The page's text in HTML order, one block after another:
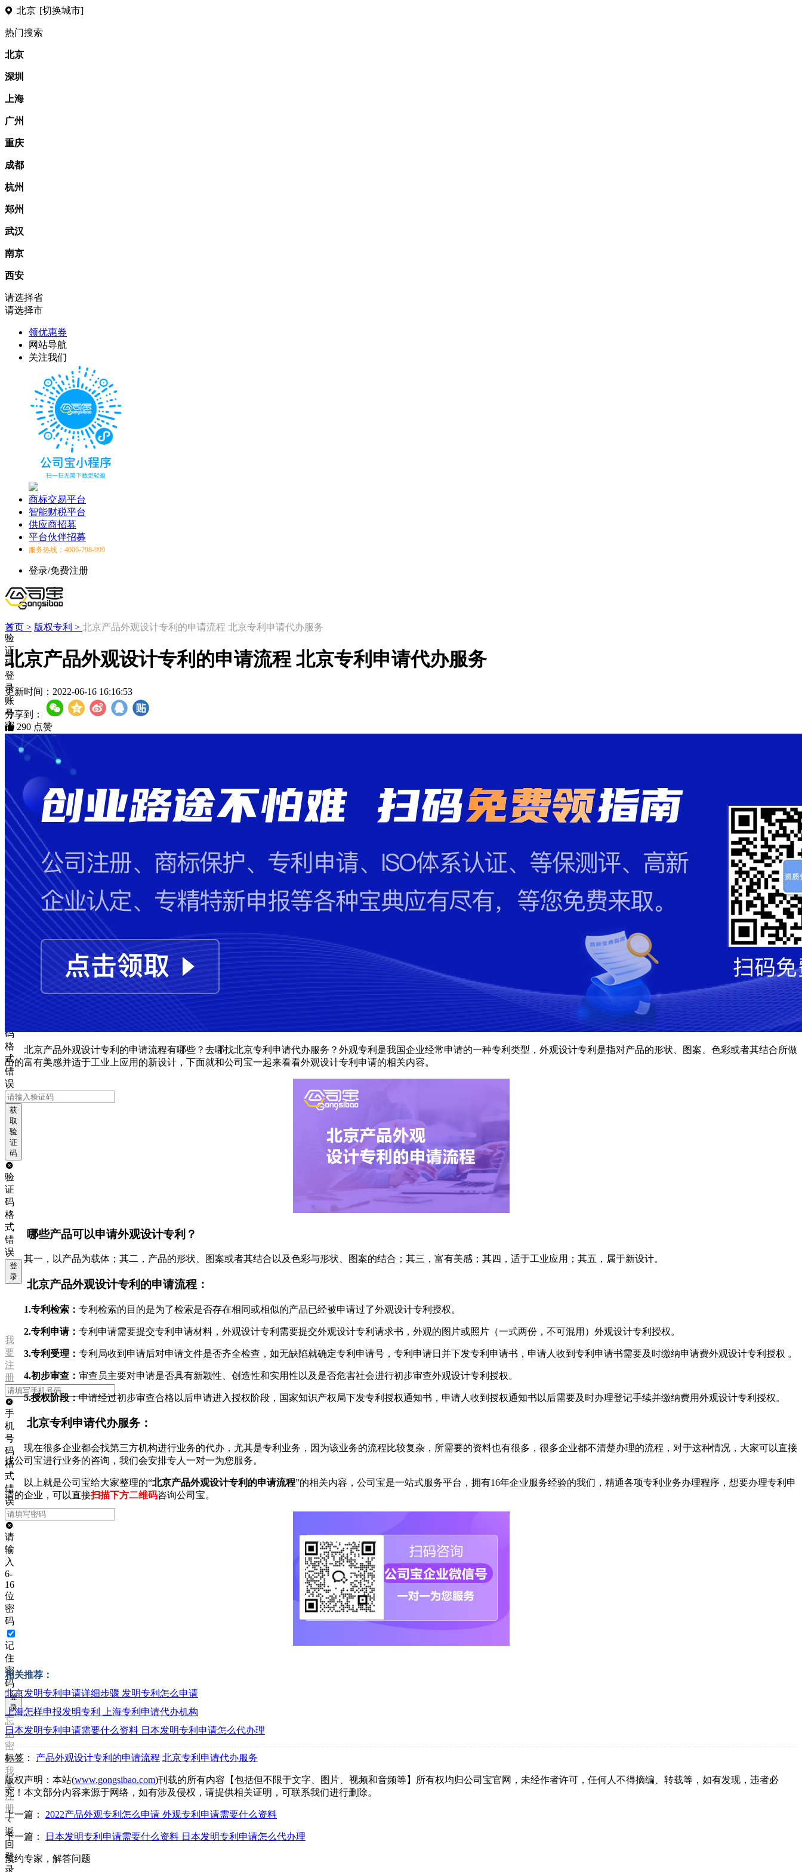
北京 [切换城市]
热门搜索
北京
深圳
上海
广州
重庆
成都
杭州
郑州
武汉
南京
西安
请选择省
请选择市
领优惠券
网站导航
关注我们
商标交易平台
智能财税平台
供应商招募
平台伙伴招募
服务热线：4006-798-999
登录/免费注册
验
证
码
登
录
账
号
密
码
登
录
失
败
手
机
号
码
格
式
错
误
码
格
式
错
误
获
取
验
证
码
验
证
码
格
式
错
误
登
录
我
要
注
册
手
机
号
码
格
式
错
误
请
输
入
6-
16
位
密
码
记
住
密
码
登
录
忘
记
密
码？
我
要
注
册
返
回
登
录
首页 > 版权专利 > 北京产品外观设计专利的申请流程 北京专利申请代办服务
北京产品外观设计专利的申请流程 北京专利申请代办服务
更新时间： 2022-06-16 16:16:53
分享到：
290 点赞
北京产品外观设计专利的申请流程有哪些？去哪找北京专利申请代办服务？外观专利是我国企业经常申请的一种专利类型，外观设计专利是指对产品的形状、图案、色彩或者其结合所做
出的富有美感并适于工业上应用的新设计，下面就和公司宝一起来看看外观设计专利申请的相关内容。
哪些产品可以申请外观设计专利 ？
其一，以产品为载体；其二，产品的形状、图案或者其结合以及色彩与形状、图案的结合；其三，富有美感；其四，适于工业应用；其五，属于新设计。
北京产品外观设计专利的申请流程 ：
1.专利检索： 专利检索的目的是为了检索是否存在相同或相似的产品已经被申请过了外观设计专利授权。
2.专利申请： 专利申请需要提交专利申请材料，外观设计专利需要提交外观设计专利请求书，外观的图片或照片（一式两份，不可混用）外观设计专利授权。
3.专利受理 ： 专利局收到申请后对申请文件是否齐全检查，如无缺陷就确定专利申请号，专利申请日并下发专利申请书，申请人收到专利申请书需要及时缴纳申请费外观设计专利授权 。
4.初步审查： 审查员主要对申请是否具有新颖性、创造性和实用性以及是否危害社会进行初步审查外观设计专利授权。
5.授权阶段：申请经过初步审查合格以后申请进入授权阶段，国家知识产权局下发专利授权通知书，申请人收到授权通知书以后需要及时办理登记手续并缴纳费用外观设计专利授权。
北京专利申请代办服务 ：
现在很多企业都会找第三方机构进行业务的代办，尤其是专利业务，因为该业务的流程比较复杂，所需要的资料也有很多，很多企业都不清楚办理的流程，对于这种情况，大家可以直接
找公司宝进行业务的咨询，我们会安排专人一对一为您服务。
以上就是公司宝给大家整理的“北京产品外观设计专利的申请流程”的相关内容，公司宝是一站式服务平台，拥有16年企业服务经验的我们，精通各项专利业务办理程序，想要办理专利申
请的企业，可以直接扫描下方二维码咨询公司宝。
相关推荐：
北京发明专利申请详细步骤 发明专利怎么申请
上海怎样申报发明专利 上海专利申请代办机构
日本发明专利申请需要什么资料 日本发明专利申请怎么代办理
标签： 产品外观设计专利的申请流程 北京专利申请代办服务
版权声明：本站(www.gongsibao.com)刊载的所有内容【包括但不限于文字、图片、视频和音频等】所有权均归公司宝官网，未经作者许可，任何人不得摘编、转载等，如有发现，违者必
究！本文部分内容来源于网络，如有涉及侵权，请提供相关证明，可联系我们进行删除。
上一篇： 2022产品外观专利怎么申请 外观专利申请需要什么资料
下一篇： 日本发明专利申请需要什么资料 日本发明专利申请怎么代办理
预约专家，解答问题